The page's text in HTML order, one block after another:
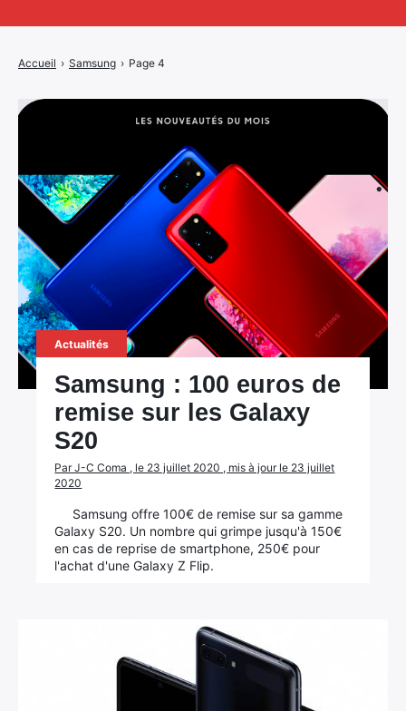
Accueil › Samsung › Page 4
Actualités
Samsung : 100 euros de
remise sur les Galaxy
S20
Par J-C Coma , le 23 juillet 2020 , mis à jour le 23 juillet
2020
Samsung offre 100€ de remise sur sa gamme
Galaxy S20. Un nombre qui grimpe jusqu'à 150€
en cas de reprise de smartphone, 250€ pour
l'achat d'une Galaxy Z Flip.